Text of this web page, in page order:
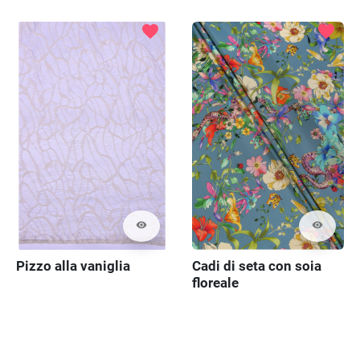
visibility
favorite
Pizzo alla vaniglia
visibility
favorite
Cadi di seta con soia
floreale